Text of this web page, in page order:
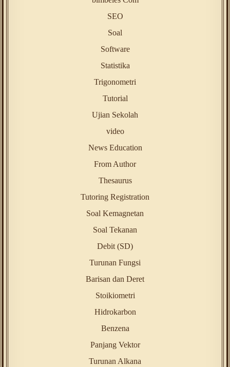
SEO
Soal
Software
Statistika
Trigonometri
Tutorial
Ujian Sekolah
video
News Education
From Author
Thesaurus
Tutoring Registration
Soal Kemagnetan
Soal Tekanan
Debit (SD)
Turunan Fungsi
Barisan dan Deret
Stoikiometri
Hidrokarbon
Benzena
Panjang Vektor
Turunan Alkana